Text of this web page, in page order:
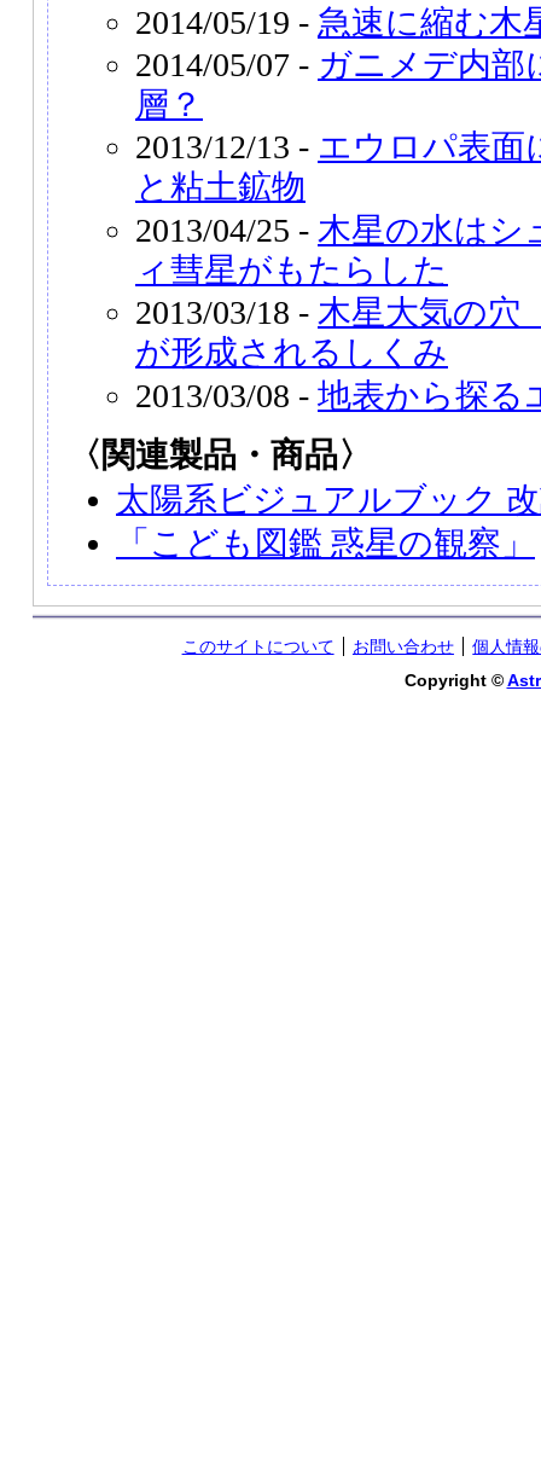
2014/05/19 - 急速に縮む木
2014/05/07 - ガニメデ内部
層？
2013/12/13 - エウロパ表面
と粘土鉱物
2013/04/25 - 木星の水はシ
ィ彗星がもたらした
2013/03/18 - 木星大気の穴
が形成されるしくみ
2013/03/08 - 地表から探る
〈関連製品・商品〉
太陽系ビジュアルブック
「こども図鑑 惑星の観察」
このサイトについて お問い合わせ
個人情
Copyright ©